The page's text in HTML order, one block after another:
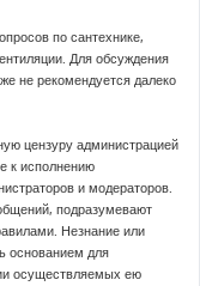
по сантехнике,
Для обсуждения
не рекомендуется далеко
цензуру администрацией
к исполнению
и модераторов.
подразумевают
Незнание или
основанием для
осуществляемых ею